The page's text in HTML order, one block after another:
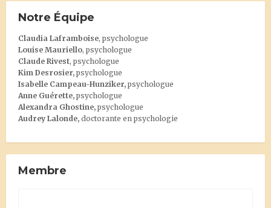
Notre Équipe
Claudia Laframboise, psychologue
Louise Mauriello, psychologue
Claude Rivest, psychologue
Kim Desrosier, psychologue
Isabelle Campeau-Hunziker, psychologue
Anne Guérette, psychologue
Alexandra Ghostine, psychologue
Audrey Lalonde, doctorante en psychologie
Membre